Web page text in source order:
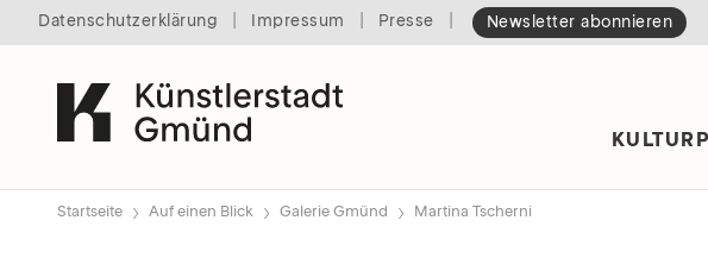
Datenschutzerklärung Impressum Presse Newsletter abonnieren
Startseite › Auf einen Blick › Galerie Gmünd › Martina Tscherni